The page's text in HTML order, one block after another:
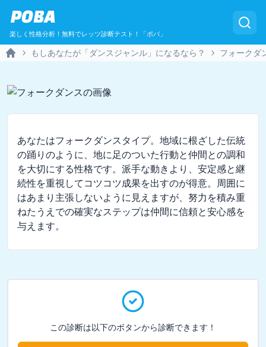
POBA
楽しく性格分析！無料でレッツ診断テスト！「ポバ」
もしあなたが「ダンスジャンル」になるなら？ フォークダ
あなたはフォークダンスタイプ。地域に根ざした伝統
の踊りのように、地に足のついた行動と仲間との調和
を大切にする性格です。派手な動きより、安定感と継
続性を重視してコツコツ成果を出すのが得意。周囲に
はあまり主張しないように見えますが、努力を積み重
ねたうえでの確実なステップは仲間に信頼と安心感を
与えます。
この診断は以下のボタンから診断できます！